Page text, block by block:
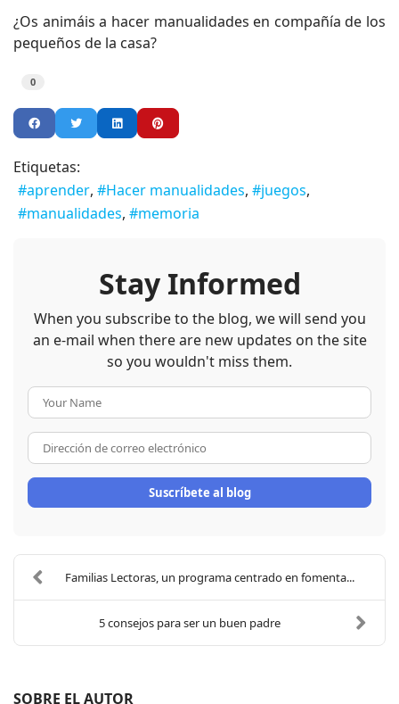
¿Os animáis a hacer manualidades en compañía de los
pequeños de la casa?
0
Etiquetas:
aprender
Hacer manualidades
juegos
manualidades
memoria
Stay Informed
When you subscribe to the blog, we will send you
an e-mail when there are new updates on the site
so you wouldn't miss them.
Dirección de correo
Suscríbete al blog
Familias Lectoras, un programa centrado en fomenta...
5 consejos para ser un buen padre
SOBRE EL AUTOR